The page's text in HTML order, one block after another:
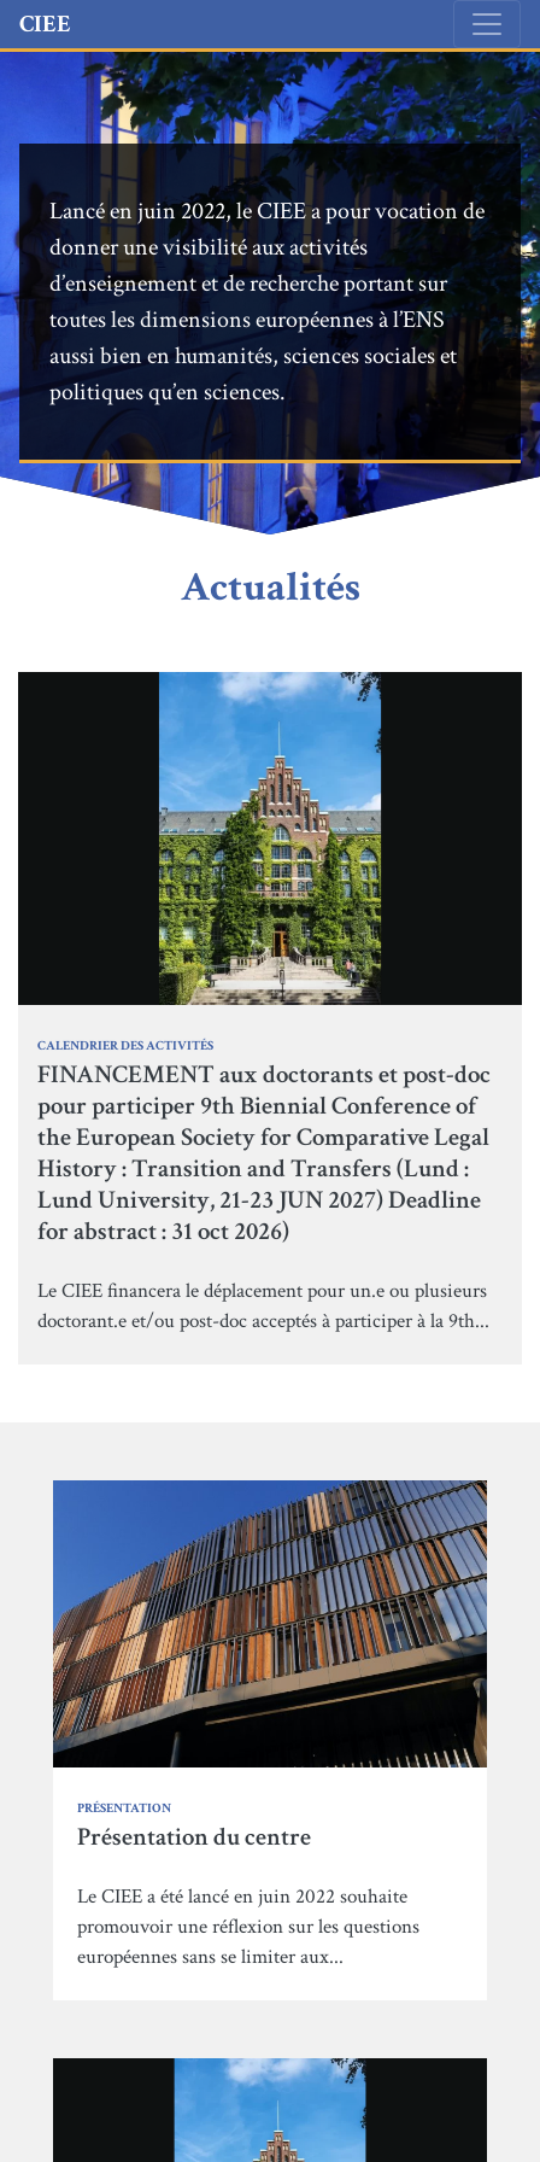
Accéder directement au contenu
CIEE
Lancé en juin 2022, le CIEE a pour vocation de
donner une visibilité aux activités
d’enseignement et de recherche portant sur
toutes les dimensions européennes à l’ENS
aussi bien en humanités, sciences sociales et
politiques qu’en sciences.
Actualités
CALENDRIER DES ACTIVITÉS
FINANCEMENT aux doctorants et post-doc
pour participer 9th Biennial Conference of
the European Society for Comparative Legal
History : Transition and Transfers (Lund :
Lund University, 21-23 JUN 2027) Deadline
for abstract : 31 oct 2026)
Le CIEE financera le déplacement pour un.e ou plusieurs
doctorant.e et/ou post-doc acceptés à participer à la 9th...
PRÉSENTATION
Présentation du centre
Le CIEE a été lancé en juin 2022 souhaite
promouvoir une réflexion sur les questions
européennes sans se limiter aux...